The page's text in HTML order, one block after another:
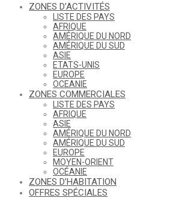
ZONES D’ACTIVITÉS
LISTE DES PAYS
AFRIQUE
AMÉRIQUE DU NORD
AMÉRIQUE DU SUD
ASIE
ETATS-UNIS
EUROPE
OCEANIE
ZONES COMMERCIALES
LISTE DES PAYS
AFRIQUE
ASIE
AMÉRIQUE DU NORD
AMÉRIQUE DU SUD
EUROPE
MOYEN-ORIENT
OCÉANIE
ZONES D’HABITATION
OFFRES SPÉCIALES